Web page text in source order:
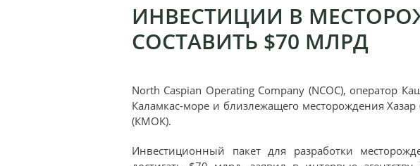
ИНВЕСТИЦИИ В
СОСТАВИТЬ $70 МЛРД
North Caspian Operating Company (NCOC), оператор
Каламкас-море и близлежащего месторождения
(КМОК).
Инвестиционный пакет для разработки